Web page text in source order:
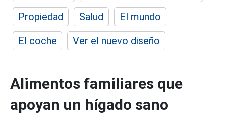
Propiedad
Salud
El mundo
El coche
Ver el nuevo diseño
Alimentos familiares que
apoyan un hígado sano